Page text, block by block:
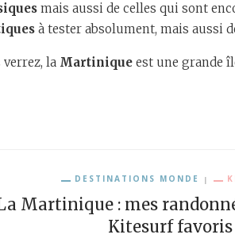
mais aussi de celles qui sont
à tester absolument, mais aussi
verrez, la Martinique est une grande
DESTINATIONS MONDE
Martinique : mes
Kitesurf favoris